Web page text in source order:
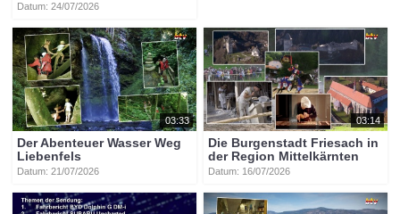
Datum: 24/07/2026
03:33
Der Abenteuer Wasser Weg
Liebenfels
Datum: 21/07/2026
03:14
Die Burgenstadt Friesach in
der Region Mittelkärnten
Datum: 16/07/2026